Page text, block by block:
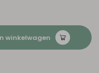
winkelwagen